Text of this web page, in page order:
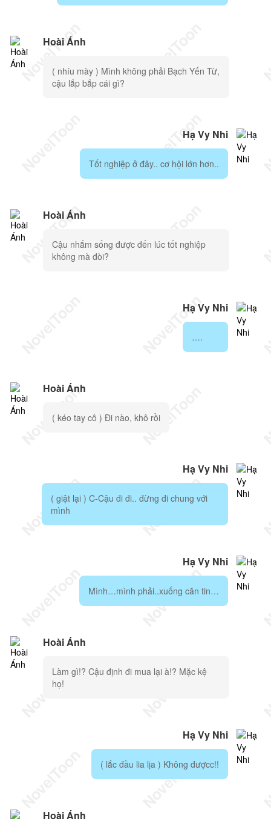
Hoài Ánh
( nhíu mày ) Mình không phải Bạch Yến Từ,
cậu lắp bắp cái gì?
Hạ Vy Nhi
Tốt nghiệp ở đây.. cơ hội lớn hơn..
Hoài Ánh
Cậu nhắm sống được đến lúc tốt nghiệp
không mà đòi?
Hạ Vy Nhi
….
Hoài Ánh
( kéo tay cô ) Đi nào, khô rồi
Hạ Vy Nhi
( giật lại ) C-Cậu đi đi.. đừng đi chung với
mình
Hạ Vy Nhi
Mình…mình phải..xuống căn tin…
Hoài Ánh
Làm gì!? Cậu định đi mua lại à!? Mặc kệ
họ!
Hạ Vy Nhi
( lắc đầu lia lịa ) Không đượcc!!
Hoài Ánh